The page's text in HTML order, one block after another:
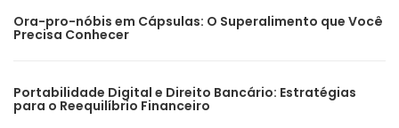
Ora-pro-nóbis em Cápsulas: O Superalimento que Você
Precisa Conhecer
Portabilidade Digital e Direito Bancário: Estratégias
para o Reequilíbrio Financeiro